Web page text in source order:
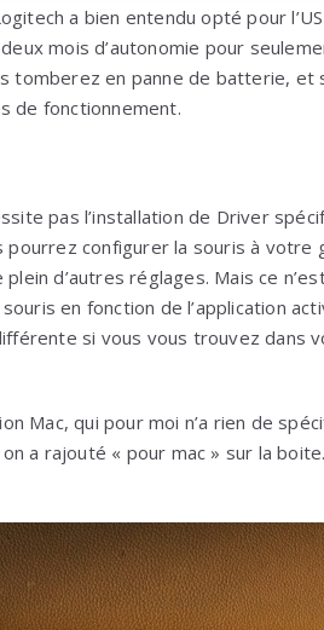
a bien entendu opté pour
mois d’autonomie pour
tomberez en panne de batterie, et
de fonctionnement.
pas l’installation de Driver
pourrez configurer la souris à
d’autres réglages. Mais ce
en fonction de l’application
si vous vous trouvez dans
Mac, qui pour moi n’a rien de
a rajouté « pour mac » sur la